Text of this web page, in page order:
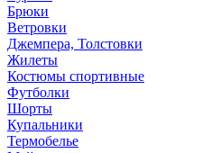
Брюки
Ветровки
Джемпера, Толстовки
Жилеты
Костюмы спортивные
Футболки
Шорты
Купальники
Термобелье